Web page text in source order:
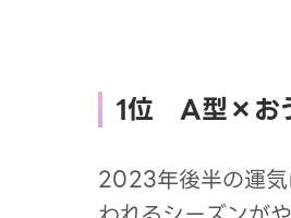
1位 A型×お
2023年後半の運